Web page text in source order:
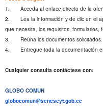
1.
Acceda al enlace directo de la
2.
Lea la información y de clic en el
que necesita, los requisitos,
3.
Reúna los documentos solicitados.
4.
Entregue toda la documentación
Cualquier consulta contáctese con:
GLOBO COMUN
globocomun@senescyt.gob.ec